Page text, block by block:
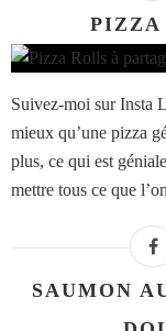
PIZZA
Suivez-moi sur Insta
mieux qu’une pizza
plus, ce qui est
mettre tous ce que
SAUMON